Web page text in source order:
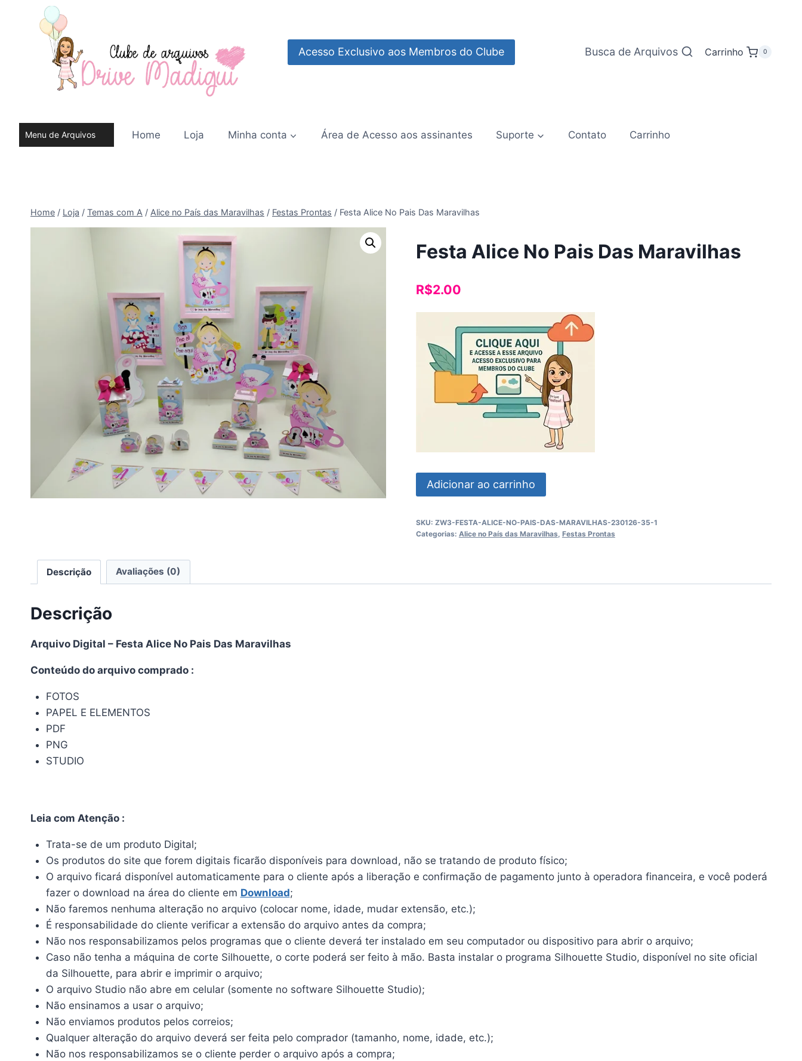
Acesso Exclusivo aos Membros do Clube Busca de Arquivos Carrinho 0
Menu de Arquivos Home Loja Minha conta Área de Acesso aos assinantes Suporte Contato Carrinho
Home / Loja / Temas com A / Alice no País das Maravilhas / Festas Prontas / Festa Alice No Pais Das Maravilhas
Festa Alice No Pais Das Maravilhas
R$2.00
Festa
Alice
Pais
Adicionar ao carrinho
SKU: ZW3-FESTA-ALICE-NO-PAIS-DAS-MARAVILHAS-230126-35-1
Categorias: Alice no País das Maravilhas Festas Prontas
Descrição Avaliações (0)
Descrição
Arquivo Digital – Festa Alice No Pais Das Maravilhas
Conteúdo do arquivo comprado :
FOTOS
PAPEL E ELEMENTOS
PDF
PNG
STUDIO
Leia com Atenção :
Trata-se de um produto Digital;
Os produtos do site que forem digitais ficarão disponíveis para download, não se tratando de produto físico;
O arquivo ficará disponível automaticamente para o cliente após a liberação e confirmação de pagamento junto à operadora financeira, e você poderá
fazer o download na área do cliente em Download;
Não faremos nenhuma alteração no arquivo (colocar nome, idade, mudar extensão, etc.);
É responsabilidade do cliente verificar a extensão do arquivo antes da compra;
Não nos responsabilizamos pelos programas que o cliente deverá ter instalado em seu computador ou dispositivo para abrir o arquivo;
Caso não tenha a máquina de corte Silhouette, o corte poderá ser feito à mão. Basta instalar o programa Silhouette Studio, disponível no site oficial
da Silhouette, para abrir e imprimir o arquivo;
O arquivo Studio não abre em celular (somente no software Silhouette Studio);
Não ensinamos a usar o arquivo;
Não enviamos produtos pelos correios;
Qualquer alteração do arquivo deverá ser feita pelo comprador (tamanho, nome, idade, etc.);
Não nos responsabilizamos se o cliente perder o arquivo após a compra;